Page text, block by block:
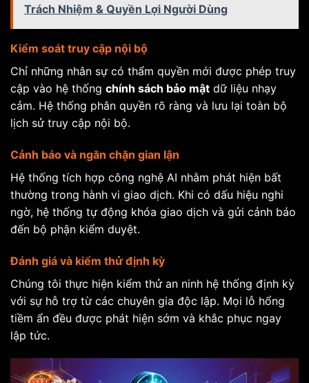
Trách Nhiệm & Quyền Lợi Người Dùng
Kiểm soát truy cập nội bộ
Chỉ những nhân sự có thẩm quyền mới được phép truy
cập vào hệ thống chính sách bảo mật dữ liệu nhạy
cảm. Hệ thống phân quyền rõ ràng và lưu lại toàn bộ
lịch sử truy cập nội bộ.
Cảnh báo và ngăn chặn gian lận
Hệ thống tích hợp công nghệ AI nhằm phát hiện bất
thường trong hành vi giao dịch. Khi có dấu hiệu nghi
ngờ, hệ thống tự động khóa giao dịch và gửi cảnh báo
đến bộ phận kiểm duyệt.
Đánh giá và kiểm thử định kỳ
Chúng tôi thực hiện kiểm thử an ninh hệ thống định kỳ
với sự hỗ trợ từ các chuyên gia độc lập. Mọi lỗ hổng
tiềm ẩn đều được phát hiện sớm và khắc phục ngay
lập tức.